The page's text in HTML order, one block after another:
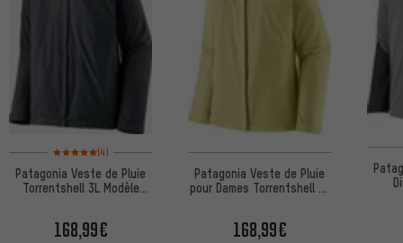
Note moyenne : 5 sur 5 d'après 4 avis
(4)
Patagonia Veste de Pluie
Torrentshell 3L Modèle
168,99€
Patagonia Veste de Pluie
pour Dames Torrentshell 3L
168,99€